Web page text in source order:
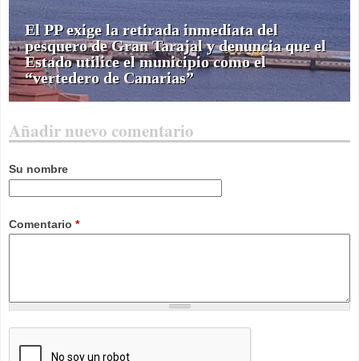
El PP exige la retirada inmediata del
pesquero de Gran Tarajal y denuncia que el
Estado utilice el municipio como el
“vertedero de Canarias”
Añadir nuevo comentario
Su nombre
Comentario *